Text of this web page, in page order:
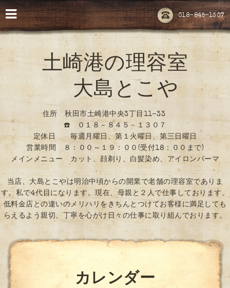
018-845-1307
土崎港の理容室
大島とこや
住所 秋田市土崎港中央3丁目11-33
☎️ ０１８－８４５－１３０７
定休日 毎週月曜日、第１火曜日、第三日曜日
営業時間 ８：００～１９：００(受付18：００まで)
メインメニュー カット、顔剃り、白髪染め、アイロンパーマ
当店、大島とこやは明治中頃からの開業で老舗の理容室でありま
す。私で4代目になります。現在、母親と２人で仕事しております。
低料金店との違いのメリハリをきちんとつけてお客様に満足しても
らえるよう親切、丁寧を心がけ日々の仕事に取り組んでおります。
カレンダー